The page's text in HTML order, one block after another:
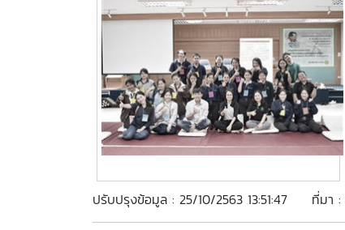
ปรับปรุงข้อมูล : 25/10/2563 13:51:47 ที่มา :